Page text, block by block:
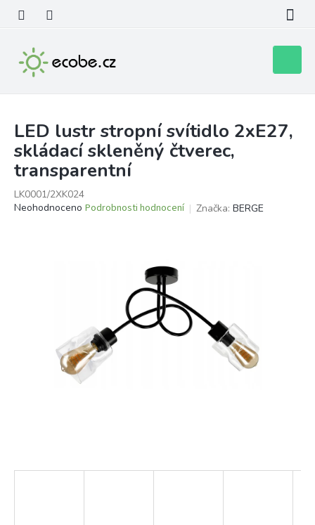
obsah
košík
LED lustr stropní svítidlo 2xE27,
skládací skleněný čtverec,
transparentní
LK0001/2XK024
Průměrné
Neohodnoceno Podrobnosti hodnocení Značka: BERGE